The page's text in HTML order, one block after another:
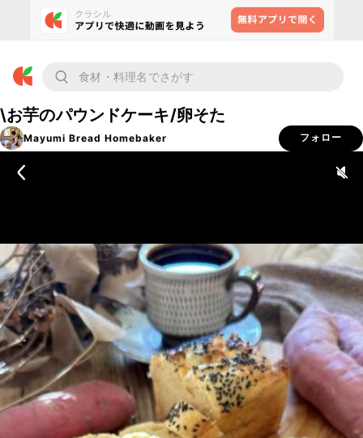
\お芋のパウンドケーキ/卵そた
Mayumi Bread Homebaker フォロー